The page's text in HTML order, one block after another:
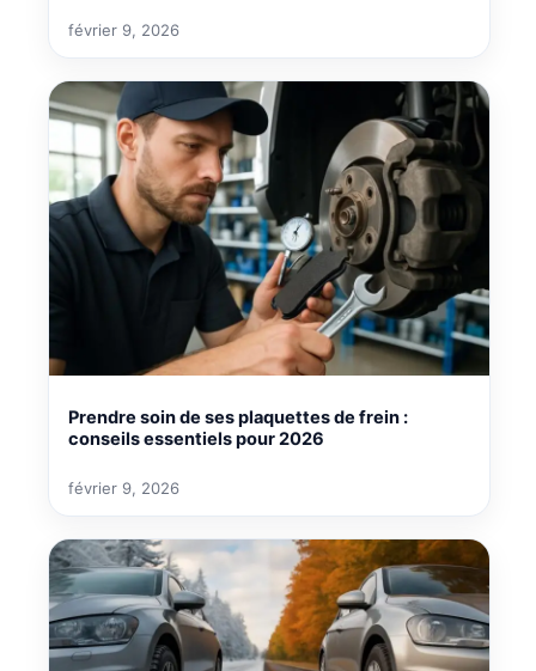
février 9, 2026
Prendre soin de ses plaquettes de frein :
conseils essentiels pour 2026
février 9, 2026